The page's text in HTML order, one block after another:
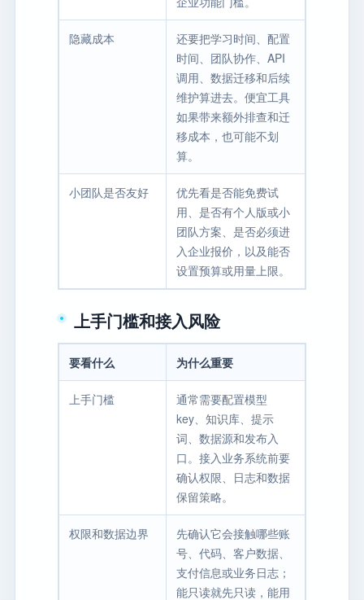
隐藏成本
还要把学习时间、配置
时间、团队协作、API
调用、数据迁移和后续
维护算进去。便宜工具
如果带来额外排查和迁
移成本，也可能不划
算。
小团队是否友好
优先看是否能免费试
用、是否有个人版或小
团队方案、是否必须进
入企业报价，以及能否
设置预算或用量上限。
上手门槛和接入风险
要看什么 为什么重要
上手门槛
通常需要配置模型
key、知识库、提示
词、数据源和发布入
口。接入业务系统前要
确认权限、日志和数据
保留策略。
权限和数据边界
先确认它会接触哪些账
号、代码、客户数据、
支付信息或业务日志；
能只读就先只读，能用